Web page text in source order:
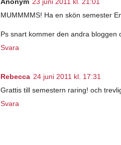
MUMMMMS! Ha en skön semester
Ps snart kommer den andra bloggen
Svara
Rebecca 24 juni 2011 kl. 17:31
Grattis till semestern raring! och
Svara